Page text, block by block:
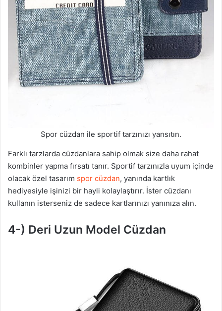
Spor cüzdan ile sportif tarzınızı yansıtın.
Farklı tarzlarda cüzdanlara sahip olmak size daha rahat
kombinler yapma fırsatı tanır. Sportif tarzınızla uyum içinde
olacak özel tasarım spor cüzdan, yanında kartlık
hediyesiyle işinizi bir hayli kolaylaştırır. İster cüzdanı
kullanın isterseniz de sadece kartlarınızı yanınıza alın.
4-) Deri Uzun Model Cüzdan